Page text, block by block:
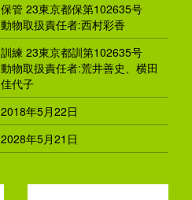
保管 23東京都保第102635号
動物取扱責任者:西村彩香
訓練 23東京都訓第102635号
動物取扱責任者:荒井善史、横田
佳代子
2018年5月22日
2028年5月21日